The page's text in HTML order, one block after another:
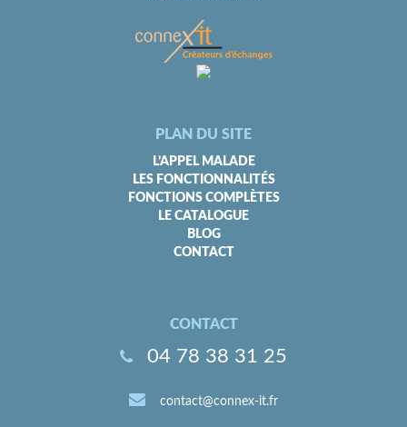
PLAN DU SITE
L’APPEL MALADE
LES FONCTIONNALITÉS
FONCTIONS COMPLÈTES
LE CATALOGUE
BLOG
CONTACT
CONTACT
04 78 38 31 25
contact@connex-it.fr